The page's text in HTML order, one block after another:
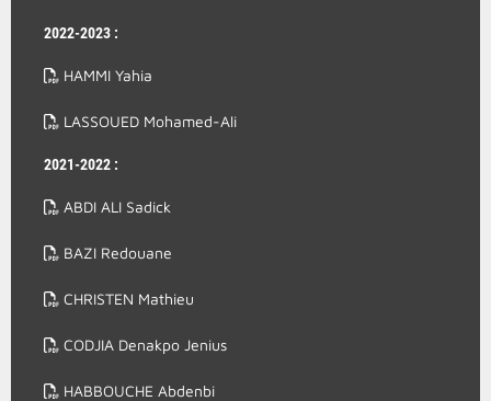
2022-2023 :
HAMMI Yahia
LASSOUED Mohamed-Ali
2021-2022 :
ABDI ALI Sadick
BAZI Redouane
CHRISTEN Mathieu
CODJIA Denakpo Jenius
HABBOUCHE Abdenbi